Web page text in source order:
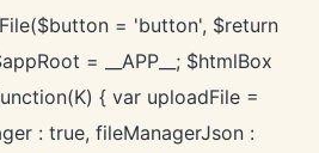
= 'button', $return
= __APP__; $htmlBox
{ var uploadFile =
: true, fileManagerJson :